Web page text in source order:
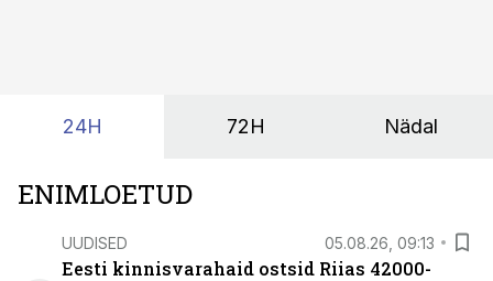
24H 72H Nädal
ENIMLOETUD
UUDISED 05.08.26, 09:13
Eesti kinnisvarahaid ostsid Riias 42000-